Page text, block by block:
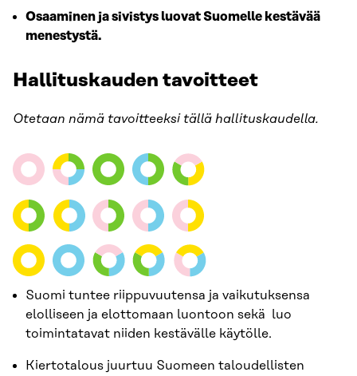
Osaaminen ja sivistys luovat Suomelle kestävää
menestystä.
Hallituskauden tavoitteet
Otetaan nämä tavoitteeksi tällä hallituskaudella.
Suomi tuntee riippuvuutensa ja vaikutuksensa
elolliseen ja elottomaan luontoon sekä luo
toimintatavat niiden kestävälle käytölle.
Kiertotalous juurtuu Suomeen taloudellisten